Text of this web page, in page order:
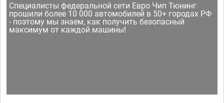
Специалисты федеральной сети Евро Чип Тюнинг
прошили более 10 000 автомобилей в 50+ городах РФ
- поэтому мы знаем, как получить безопасный
максимум от каждой машины!